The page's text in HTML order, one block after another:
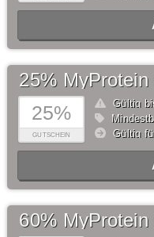
25%
GUTSCHEIN
25%
Gültig
Gültig
60%